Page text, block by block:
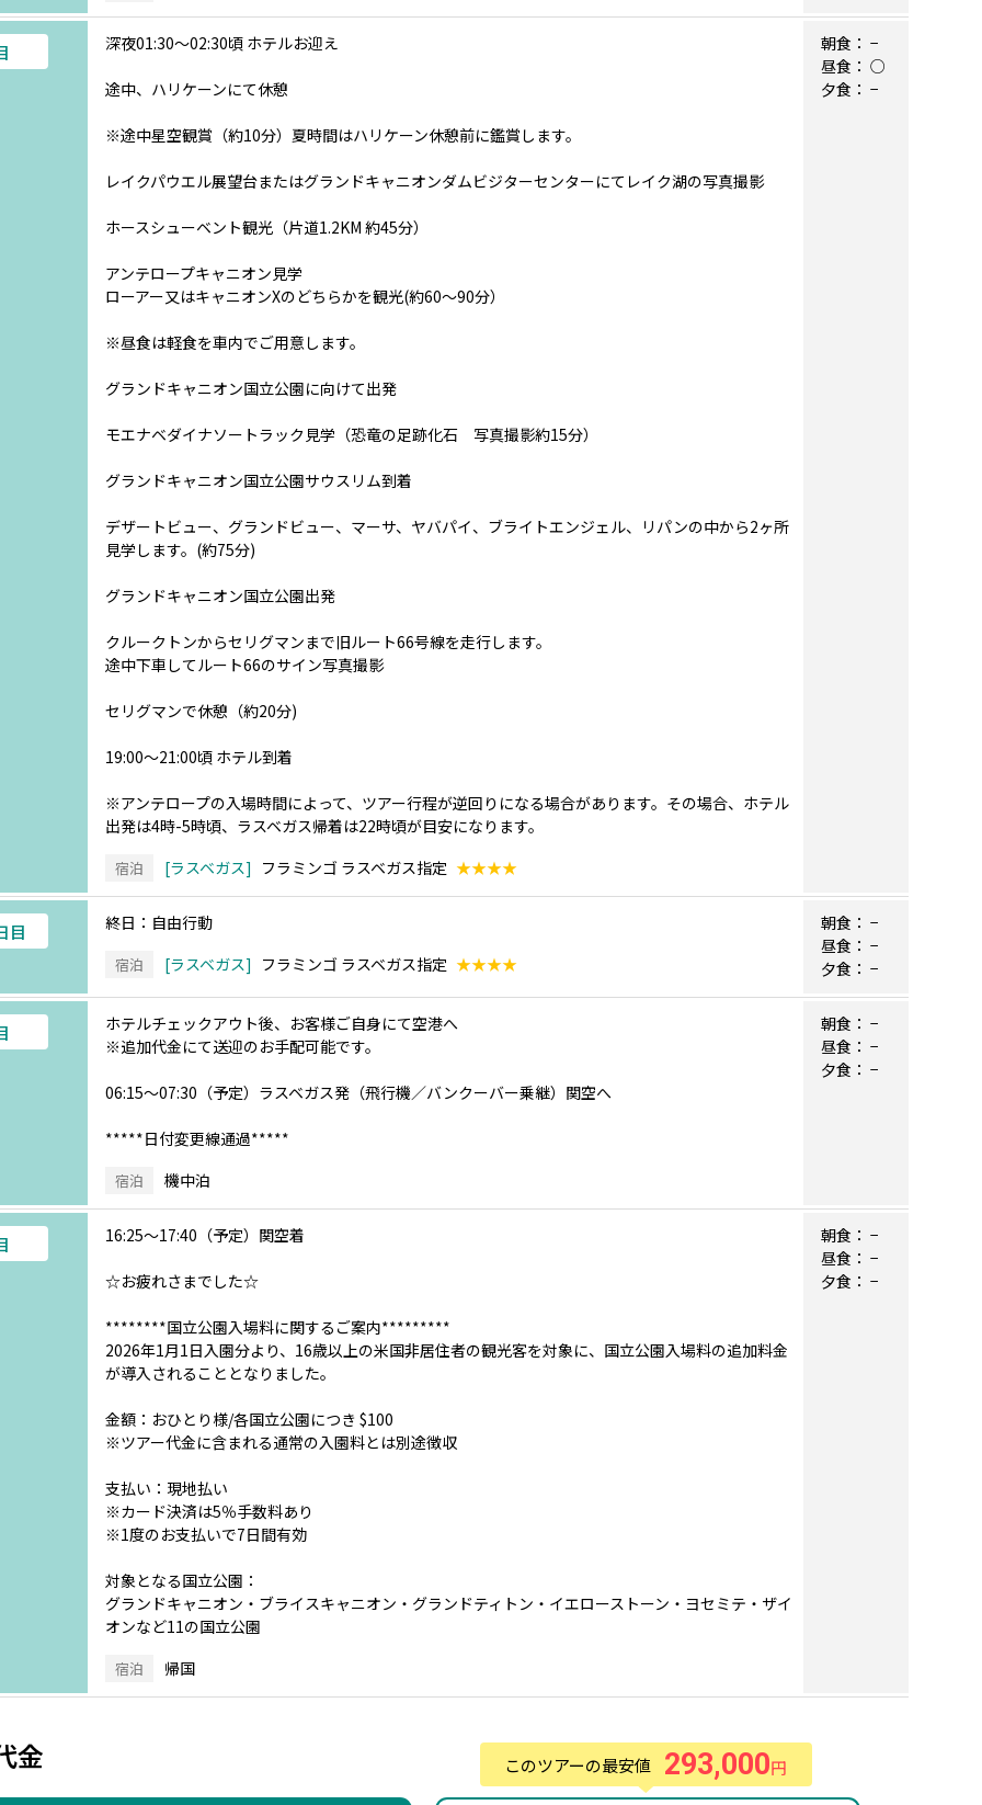
深夜01:30～02:30頃 ホテルお迎え
途中、ハリケーンにて休憩
※途中星空観賞（約10分）夏時間はハリケーン休憩前に鑑賞します。
レイクパウエル展望台またはグランドキャニオンダムビジターセンターにてレイク湖の写真撮影
ホースシューベント観光（片道1.2KM 約45分）
アンテロープキャニオン見学
ローアー又はキャニオンXのどちらかを観光(約60～90分）
※昼食は軽食を車内でご用意します。
グランドキャニオン国立公園に向けて出発
モエナベダイナソートラック見学（恐竜の足跡化石 写真撮影約15分）
グランドキャニオン国立公園サウスリム到着
デザートビュー、グランドビュー、マーサ、ヤバパイ、ブライトエンジェル、リパンの中から2ヶ所
見学します。(約75分)
グランドキャニオン国立公園出発
クルークトンからセリグマンまで旧ルート66号線を走行します。
途中下車してルート66のサイン写真撮影
セリグマンで休憩（約20分)
19:00～21:00頃 ホテル到着
※アンテロープの入場時間によって、ツアー行程が逆回りになる場合があります。その場合、ホテル
出発は4時-5時頃、ラスベガス帰着は22時頃が目安になります。
宿泊 ラスベガス フラミンゴ ラスベガス指定 ★★★★
朝食： −
昼食： ○
夕食： −
目 終日：自由行動
宿泊 ラスベガス フラミンゴ ラスベガス指定 ★★★★
朝食： −
昼食： −
夕食： −
ホテルチェックアウト後、お客様ご自身にて空港へ
※追加代金にて送迎のお手配可能です。
06:15～07:30（予定）ラスベガス発（飛行機／バンクーバー乗継）関空へ
*****日付変更線通過*****
宿泊 機中泊
朝食： −
昼食： −
夕食： −
16:25～17:40（予定）関空着
☆お疲れさまでした☆
********国立公園入場料に関するご案内*********
2026年1月1日入園分より、16歳以上の米国非居住者の観光客を対象に、国立公園入場料の追加料金
が導入されることとなりました。
金額：おひとり様/各国立公園につき $100
※ツアー代金に含まれる通常の入園料とは別途徴収
支払い：現地払い
※カード決済は5％手数料あり
※1度のお支払いで7日間有効
対象となる国立公園：
グランドキャニオン・ブライスキャニオン・グランドティトン・イエローストーン・ヨセミテ・ザイ
オンなど11の国立公園
宿泊 帰国
朝食： −
昼食： −
夕食： −
金 このツアーの最安値 293,000円